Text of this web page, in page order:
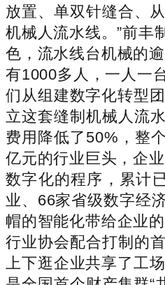
放置、单双针缝合、
机械人流水线。”前丰
色，流水线台机械的
有1000多人，一人一
们从组建数字化转型
立这套缝制机械人流
费用降低了50%，整
亿元的行业巨头，企
数字化的程序，累计
业、66家省级数字经
帽的智能化带给企业
行业协会配合打制的
上下逛企业共享了工